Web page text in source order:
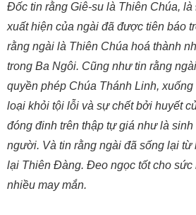
Đốc tin rằng Giê-su là Thiên Chúa,
xuất hiện của ngài đã được tiên báo
rằng ngài là Thiên Chúa hoá thành
trong Ba Ngôi. Cũng như tin rằng
quyền phép Chúa Thánh Linh,
loại khỏi tội lỗi và sự chết bởi huyết
đóng đinh trên thập tự giá như là
người. Và tin rằng ngài đã sống lại từ
lại Thiên Đàng. Đeo ngọc tốt cho sức
nhiều may mắn.